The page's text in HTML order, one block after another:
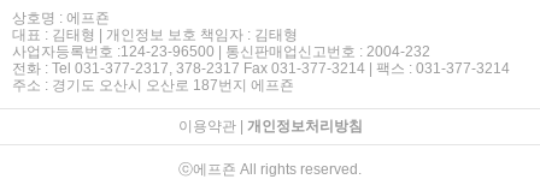
상호명 : 에프죤
대표 : 김태형 | 개인정보 보호 책임자 : 김태형
사업자등록번호 :124-23-96500 | 통신판매업신고번호 : 2004-232
전화 : Tel 031-377-2317, 378-2317 Fax 031-377-3214 | 팩스 : 031-377-3214
주소 : 경기도 오산시 오산로 187번지 에프죤
이용약관| 개인정보처리방침
ⓒ에프죤 All rights reserved.